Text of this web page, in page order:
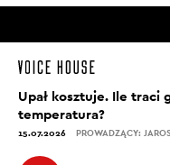
Upał kosztuje. Ile traci
temperatura?
15.07.2026 PROWADZĄCY: